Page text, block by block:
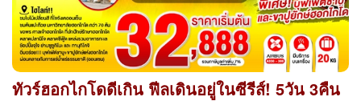
ทัวร์ฮอกไกโดดีเกิน ฟีลเดินอยู่ในซีรีส์! 5วัน 3คืน